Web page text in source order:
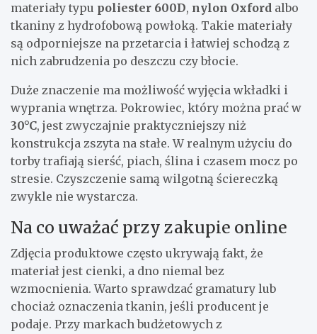
materiały typu poliester 600D, nylon Oxford albo
tkaniny z hydrofobową powłoką. Takie materiały
są odporniejsze na przetarcia i łatwiej schodzą z
nich zabrudzenia po deszczu czy błocie.
Duże znaczenie ma możliwość wyjęcia wkładki i
wyprania wnętrza. Pokrowiec, który można prać w
30°C, jest zwyczajnie praktyczniejszy niż
konstrukcja zszyta na stałe. W realnym użyciu do
torby trafiają sierść, piach, ślina i czasem mocz po
stresie. Czyszczenie samą wilgotną ściereczką
zwykle nie wystarcza.
Na co uważać przy zakupie online
Zdjęcia produktowe często ukrywają fakt, że
materiał jest cienki, a dno niemal bez
wzmocnienia. Warto sprawdzać gramatury lub
chociaż oznaczenia tkanin, jeśli producent je
podaje. Przy markach budżetowych z